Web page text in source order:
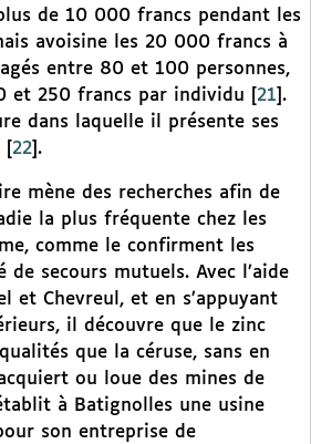
de 10 000 francs pendant les
avoisine les 20 000 francs à
entre 80 et 100 personnes,
et 250 francs par individu
21 .
dans laquelle il présente ses
22 .
mène des recherches afin de
la plus fréquente chez les
comme le confirment les
secours mutuels. Avec l’aide
et Chevreul, et en s’appuyant
il découvre que le zinc
que la céruse, sans en
ou loue des mines de
à Batignolles une usine
son entreprise de